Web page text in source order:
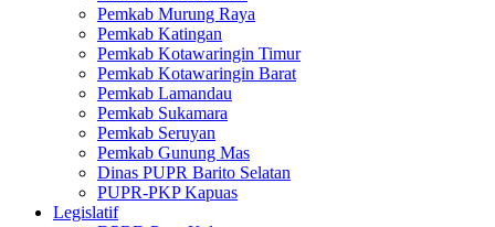
Pemkab Murung Raya
Pemkab Katingan
Pemkab Kotawaringin Timur
Pemkab Kotawaringin Barat
Pemkab Lamandau
Pemkab Sukamara
Pemkab Seruyan
Pemkab Gunung Mas
Dinas PUPR Barito Selatan
PUPR-PKP Kapuas
Legislatif